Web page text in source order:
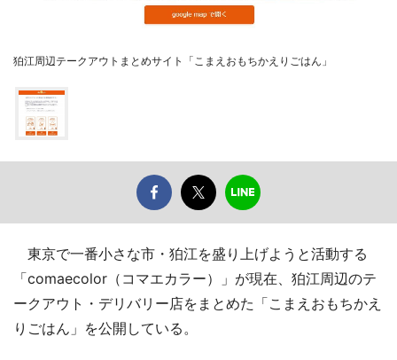
狛江周辺テークアウトまとめサイト「こまえおもちかえりごはん」
東京で一番小さな市・狛江を盛り上げようと活動する
「comaecolor（コマエカラー）」が現在、狛江周辺のテ
ークアウト・デリバリー店をまとめた「こまえおもちかえ
りごはん」を公開している。